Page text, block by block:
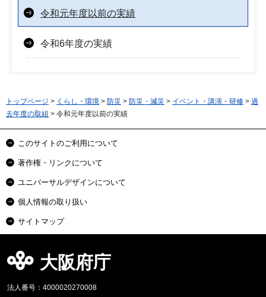
令和元年度以前の実績
令和6年度の実績
トップページ > くらし・環境 > 防災 > 防災・減災 > イベント・講演・研修 > 過
去年度の取組 > 令和元年度以前の実績
このサイトのご利用について
著作権・リンクについて
ユニバーサルデザインについて
個人情報の取り扱い
サイトマップ
大阪府庁
法人番号：4000020270008